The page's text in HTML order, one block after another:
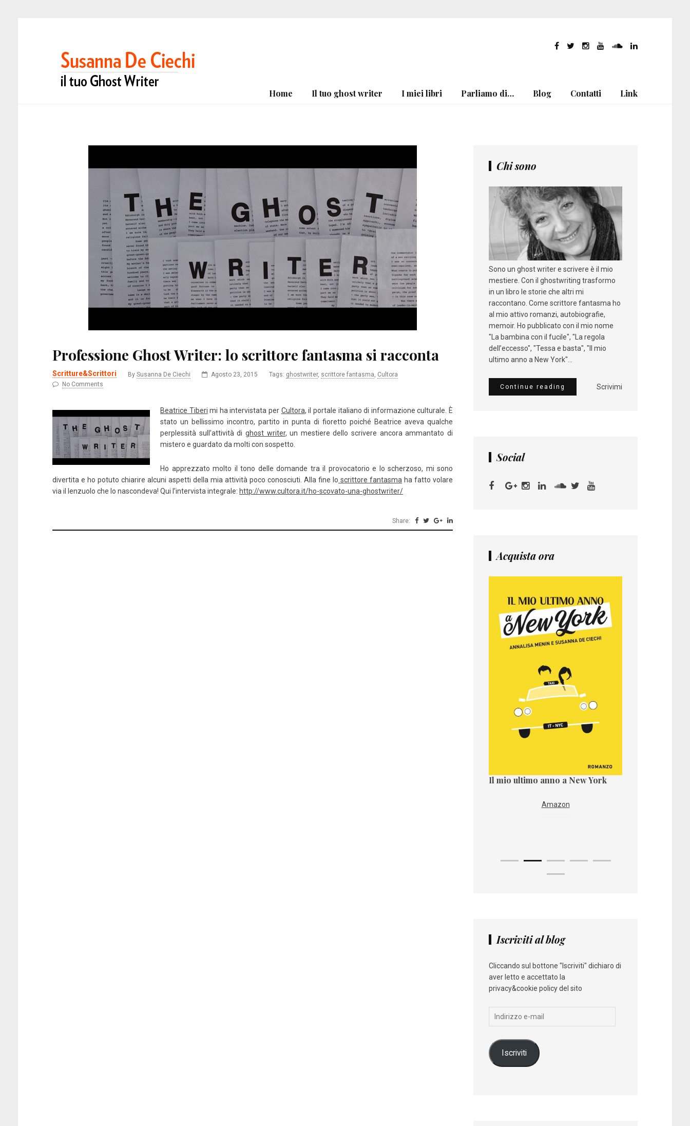
Home Il tuo ghost writer I miei libri Parliamo di… Blog Contatti Link
Professione Ghost Writer: lo scrittore fantasma si racconta
Scritture&Scrittori By Susanna De Ciechi Agosto 23, 2015 Tags: ghostwriter, scrittore fantasma, Cultora
No Comments
Beatrice Tiberi mi ha intervistata per Cultora, il portale italiano di informazione culturale. È
stato un bellissimo incontro, partito in punta di fioretto poiché Beatrice aveva qualche
perplessità sull’attività di ghost writer, un mestiere dello scrivere ancora ammantato di
mistero e guardato da molti con sospetto.
Ho apprezzato molto il tono delle domande tra il provocatorio e lo scherzoso, mi sono
divertita e ho potuto chiarire alcuni aspetti della mia attività poco conosciuti. Alla fine lo scrittore fantasma ha fatto volare
via il lenzuolo che lo nascondeva! Qui l’intervista integrale: http://www.cultora.it/ho-scovato-una-ghostwriter/
Share:
Chi sono
Sono un ghost writer e scrivere è il mio
mestiere. Con il ghostwriting trasformo
in un libro le storie che altri mi
raccontano. Come scrittore fantasma ho
al mio attivo romanzi, autobiografie,
memoir. Ho pubblicato con il mio nome
"La bambina con il fucile", "La regola
dell’eccesso", "Tessa e basta", "Il mio
ultimo anno a New York"...
Scrivimi
Continue reading
Social
Acquista ora
Il mio ultimo anno a New York
Amazon
Iscriviti al blog
Cliccando sul bottone "Iscriviti" dichiaro di
aver letto e accettato la
privacy&cookie policy del sito
Indirizzo
Iscriviti